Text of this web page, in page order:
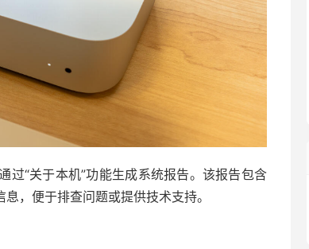
“关于本机”功能生成系统报告。该报告包含
，便于排查问题或提供技术支持。